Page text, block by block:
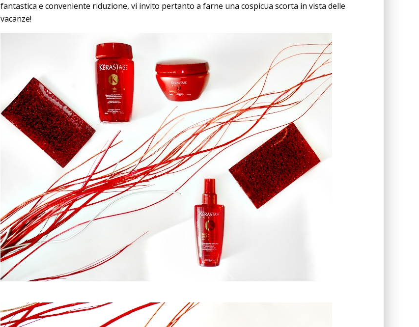
fantastica e conveniente riduzione, vi invito pertanto a farne una cospicua scorta in vista delle
vacanze!